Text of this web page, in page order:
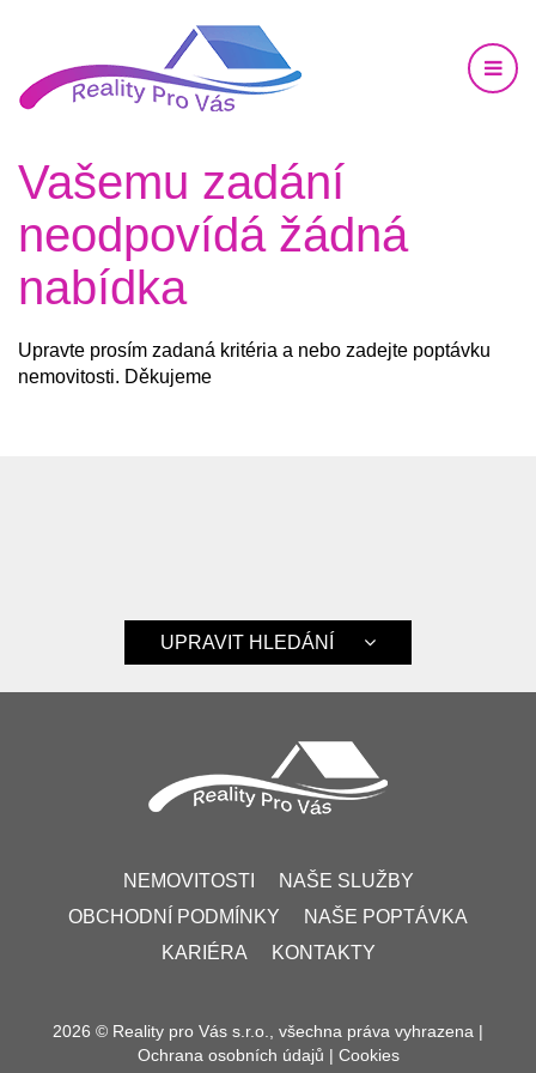
Vašemu zadání
neodpovídá žádná
nabídka
Upravte prosím zadaná kritéria a nebo zadejte poptávku
nemovitosti. Děkujeme
UPRAVIT HLEDÁNÍ
NEMOVITOSTI
NAŠE SLUŽBY
OBCHODNÍ PODMÍNKY
NAŠE POPTÁVKA
KARIÉRA
KONTAKTY
2026 © Reality pro Vás s.r.o., všechna práva vyhrazena |
Ochrana osobních údajů | Cookies